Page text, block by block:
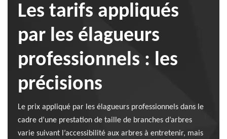
Les tarifs appliqués
par les élagueurs
professionnels : les
précisions
Le prix appliqué par les élagueurs professionnels dans le
cadre d’une prestation de taille de branches d’arbres
varie suivant l’accessibilité aux arbres à entretenir, mais